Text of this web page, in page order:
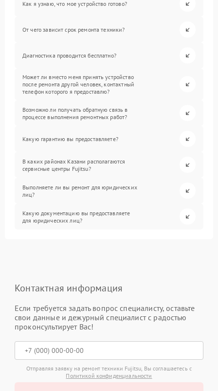
Как я узнаю, что мое устройство готово?
От чего зависит срок ремонта техники?
Диагностика проводится бесплатно?
Может ли вместо меня принять устройство
после ремонта другой человек, контактный
телефон которого я предоставлю?
Возможно ли получать обратную связь в
процессе выполнения ремонтных работ?
Какую гарантию вы предоставляете?
В каких районах Казани располагаются
сервисные центры Fujitsu?
Выполняете ли вы ремонт для юридических
лиц?
Какую документацию вы предоставляете
для юридических лиц?
Контактная информация
Если требуется задать вопрос специалисту, оставьте
свои данные и дежурный специалист с радостью
проконсультирует Вас!
Отправляя заявку на ремонт техники Fujitsu, Вы соглашаетесь с
Политикой конфиденциальности